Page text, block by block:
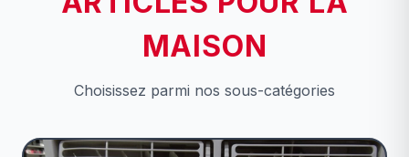
MAISON
Choisissez parmi nos sous-catégories